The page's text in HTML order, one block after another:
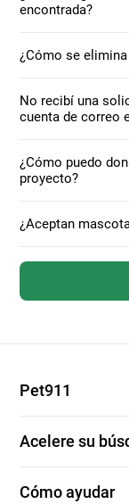
encontrada?
¿Cómo se
No recibí una
cuenta de correo
¿Cómo puedo
proyecto?
¿Aceptan
Pet911
Acelere su
Cómo ayudar